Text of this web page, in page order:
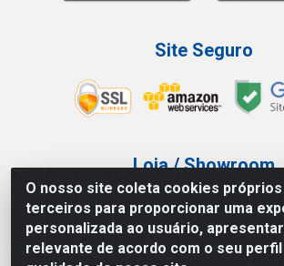
O nosso site coleta cookies próprios
terceiros para proporcionar uma
personalizada ao usuário,
relevante de acordo com o seu
Site Seguro
Loja / Showroom
Tel.: (11) 3227-0546
Av Vautier, 587/597 - Pari - São